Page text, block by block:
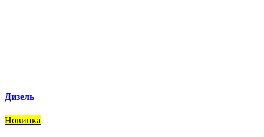
Дизель
Новинка